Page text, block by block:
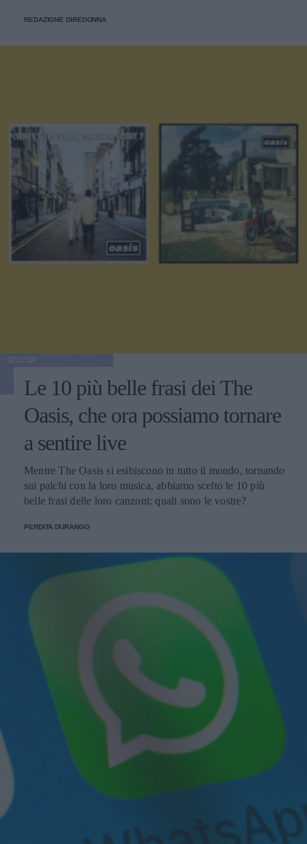
REDAZIONE DIREDONNA
Le 10 più belle frasi dei The
Oasis, che ora possiamo tornare
a sentire live
Mentre The Oasis si esibiscono in tutto il mondo, tornando
sui palchi con la loro musica, abbiamo scelto le 10 più
belle frasi delle loro canzoni: quali sono le vostre?
PERDITA DURANGO